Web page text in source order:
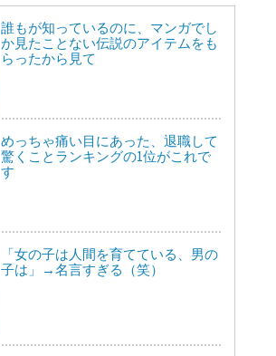
誰もが知っているのに、マンガでし
か見たことない伝説のアイテムをも
らったから見て
めっちゃ痛い目にあった、退職して
驚くことランキングの1位がこれで
す
「女の子は人間を育てている、男の
子は」→名言すぎる（笑）